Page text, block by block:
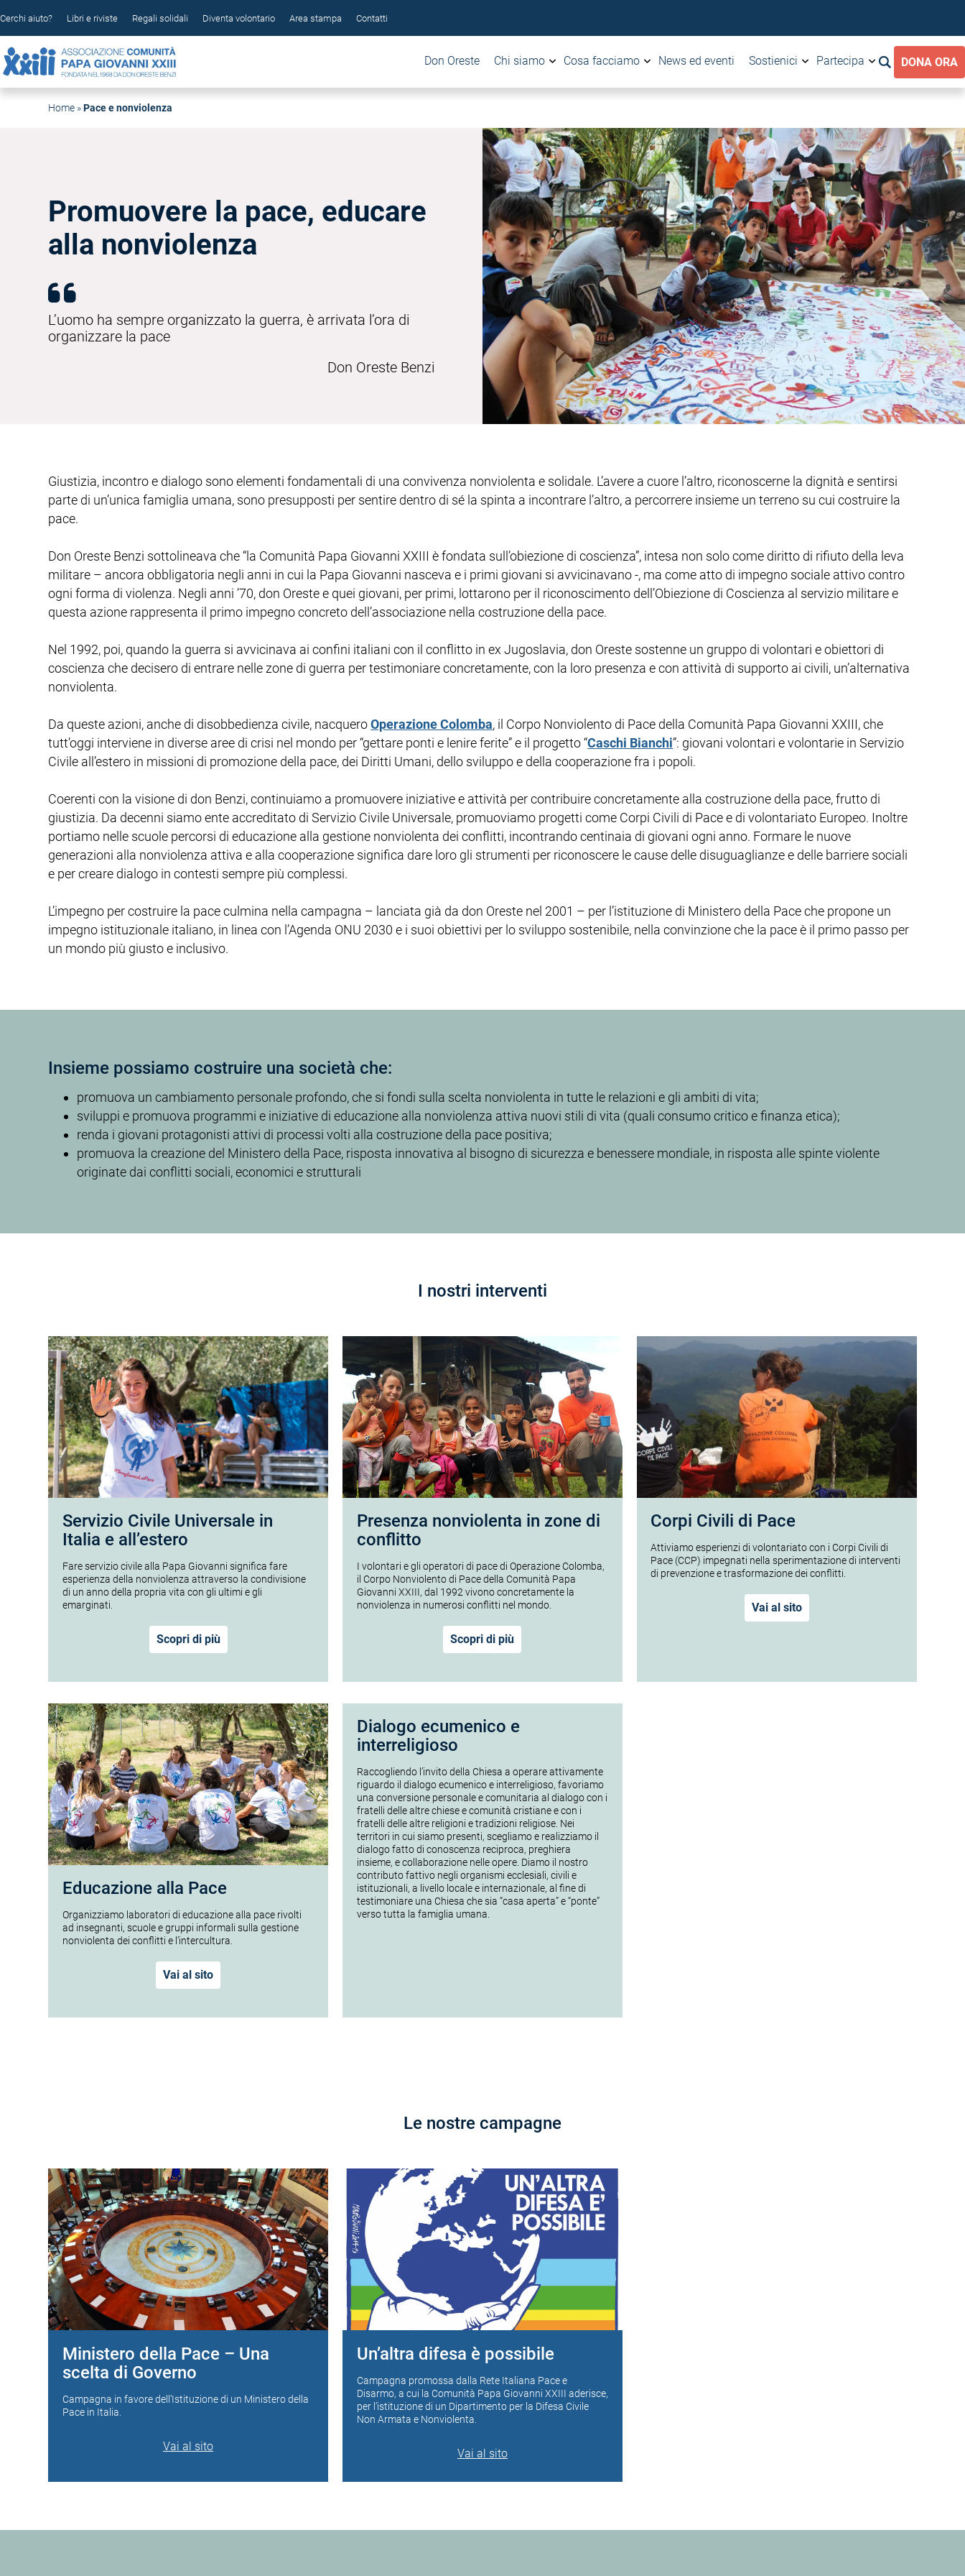
Cerchi aiuto? Libri e riviste Regali solidali Diventa volontario Area stampa Contatti
Don Oreste Chi siamo Cosa facciamo News ed eventi Sostienici Partecipa DONA ORA
Home »Pace e nonviolenza
Promuovere la pace, educare
alla nonviolenza
L’uomo ha sempre organizzato la guerra, è arrivata l’ora di
organizzare la pace
Don Oreste Benzi
Giustizia, incontro e dialogo sono elementi fondamentali di una convivenza nonviolenta e solidale. L’avere a cuore l’altro, riconoscerne la dignità e sentirsi
parte di un’unica famiglia umana, sono presupposti per sentire dentro di sé la spinta a incontrare l’altro, a percorrere insieme un terreno su cui costruire la
pace.
Don Oreste Benzi sottolineava che “la Comunità Papa Giovanni XXIII è fondata sull’obiezione di coscienza”, intesa non solo come diritto di rifiuto della leva
militare – ancora obbligatoria negli anni in cui la Papa Giovanni nasceva e i primi giovani si avvicinavano -, ma come atto di impegno sociale attivo contro
ogni forma di violenza. Negli anni ’70, don Oreste e quei giovani, per primi, lottarono per il riconoscimento dell’Obiezione di Coscienza al servizio militare e
questa azione rappresenta il primo impegno concreto dell’associazione nella costruzione della pace.
Nel 1992, poi, quando la guerra si avvicinava ai confini italiani con il conflitto in ex Jugoslavia, don Oreste sostenne un gruppo di volontari e obiettori di
coscienza che decisero di entrare nelle zone di guerra per testimoniare concretamente, con la loro presenza e con attività di supporto ai civili, un’alternativa
nonviolenta.
Da queste azioni, anche di disobbedienza civile, nacqueroOperazione Colomba, il Corpo Nonviolento di Pace della Comunità Papa Giovanni XXIII, che
tutt’oggi interviene in diverse aree di crisi nel mondo per “gettare ponti e lenire ferite” e il progetto “Caschi Bianchi”: giovani volontari e volontarie in Servizio
Civile all’estero in missioni di promozione della pace, dei Diritti Umani, dello sviluppo e della cooperazione fra i popoli.
Coerenti con la visione di don Benzi, continuiamo a promuovere iniziative e attività per contribuire concretamente alla costruzione della pace, frutto di
giustizia. Da decenni siamo ente accreditato di Servizio Civile Universale, promuoviamo progetti come Corpi Civili di Pace e di volontariato Europeo. Inoltre
portiamo nelle scuole percorsi di educazione alla gestione nonviolenta dei conflitti, incontrando centinaia di giovani ogni anno. Formare le nuove
generazioni alla nonviolenza attiva e alla cooperazione significa dare loro gli strumenti per riconoscere le cause delle disuguaglianze e delle barriere sociali
e per creare dialogo in contesti sempre più complessi.
L’impegno per costruire la pace culmina nella campagna – lanciata già da don Oreste nel 2001 – per l’istituzione di Ministero della Pace che propone un
impegno istituzionale italiano, in linea con l’Agenda ONU 2030 e i suoi obiettivi per lo sviluppo sostenibile, nella convinzione che la pace è il primo passo per
un mondo più giusto e inclusivo.
Insieme possiamo costruire una società che:
promuova un cambiamento personale profondo, che si fondi sulla scelta nonviolenta in tutte le relazioni e gli ambiti di vita;
sviluppi e promuova programmi e iniziative di educazione alla nonviolenza attiva nuovi stili di vita (quali consumo critico e finanza etica);
renda i giovani protagonisti attivi di processi volti alla costruzione della pace positiva;
promuova la creazione del Ministero della Pace, risposta innovativa al bisogno di sicurezza e benessere mondiale, in risposta alle spinte violente
originate dai conflitti sociali, economici e strutturali
I nostri interventi
Servizio Civile Universale in
Italia e all’estero
Fare servizio civile alla Papa Giovanni significa fare
esperienza della nonviolenza attraverso la condivisione
di un anno della propria vita con gli ultimi e gli
emarginati.
Scopri di più
Presenza nonviolenta in zone di
conflitto
I volontari e gli operatori di pace di Operazione Colomba,
il Corpo Nonviolento di Pace della Comunità Papa
Giovanni XXIII, dal 1992 vivono concretamente la
nonviolenza in numerosi conflitti nel mondo.
Scopri di più
Corpi Civili di Pace
Attiviamo esperienzi di volontariato con i Corpi Civili di
Pace (CCP) impegnati nella sperimentazione di interventi
di prevenzione e trasformazione dei conflitti.
Vai al sito
Educazione alla Pace
Organizziamo laboratori di educazione alla pace rivolti
ad insegnanti, scuole e gruppi informali sulla gestione
nonviolenta dei conflitti e l’intercultura.
Vai al sito
Dialogo ecumenico e
interreligioso
Raccogliendo l’invito della Chiesa a operare attivamente
riguardo il dialogo ecumenico e interreligioso, favoriamo
una conversione personale e comunitaria al dialogo con i
fratelli delle altre chiese e comunità cristiane e con i
fratelli delle altre religioni e tradizioni religiose. Nei
territori in cui siamo presenti, scegliamo e realizziamo il
dialogo fatto di conoscenza reciproca, preghiera
insieme, e collaborazione nelle opere. Diamo il nostro
contributo fattivo negli organismi ecclesiali, civili e
istituzionali, a livello locale e internazionale, al fine di
testimoniare una Chiesa che sia “casa aperta” e “ponte”
verso tutta la famiglia umana.
Le nostre campagne
Ministero della Pace – Una
scelta di Governo
Campagna in favore dell’Istituzione di un Ministero della
Pace in Italia.
Vai al sito
Un’altra difesa è possibile
Campagna promossa dalla Rete Italiana Pace e
Disarmo, a cui la Comunità Papa Giovanni XXIII aderisce,
per l’istituzione di un Dipartimento per la Difesa Civile
Non Armata e Nonviolenta.
Vai al sito